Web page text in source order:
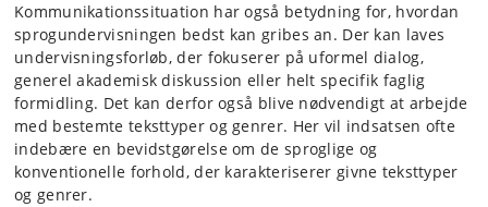
Kommunikationssituation har også betydning for, hvordan
sprogundervisningen bedst kan gribes an. Der kan laves
undervisningsforløb, der fokuserer på uformel dialog,
generel akademisk diskussion eller helt specifik faglig
formidling. Det kan derfor også blive nødvendigt at arbejde
med bestemte teksttyper og genrer. Her vil indsatsen ofte
indebære en bevidstgørelse om de sproglige og
konventionelle forhold, der karakteriserer givne teksttyper
og genrer.